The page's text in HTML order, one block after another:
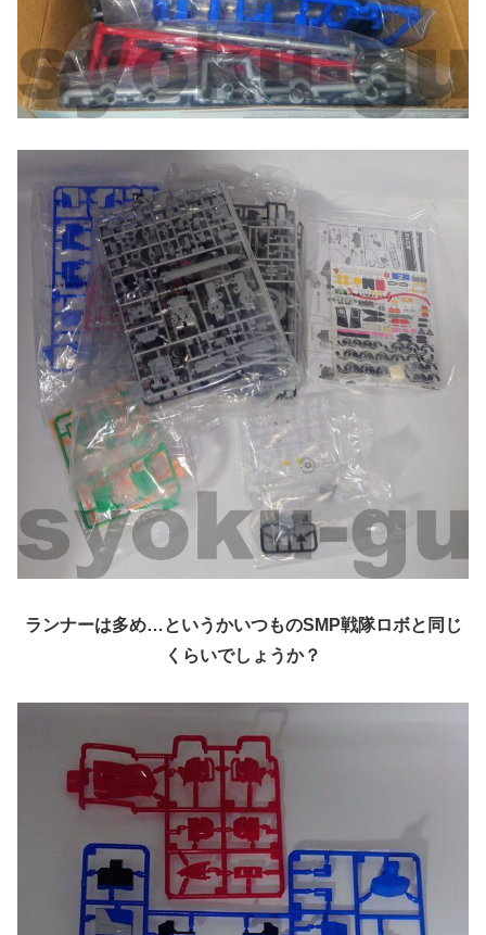
ランナーは多め…というかいつものSMP戦隊ロボと同じ
くらいでしょうか？